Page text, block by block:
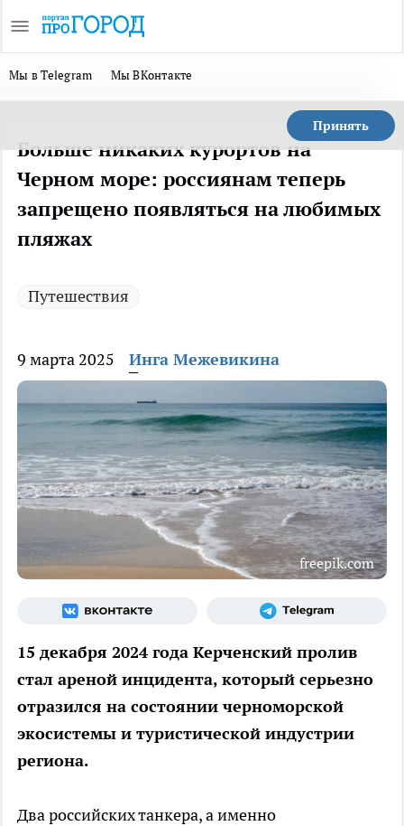
Мы в Telegram Мы ВКонтакте
Принять
Больше никаких курортов на
Черном море: россиянам теперь
запрещено появляться на любимых
пляжах
Путешествия
9 марта 2025 Инга Межевикина
freepik.com
15 декабря 2024 года Керченский пролив
стал ареной инцидента, который серьезно
отразился на состоянии черноморской
экосистемы и туристической индустрии
региона.
Два российских танкера, а именно